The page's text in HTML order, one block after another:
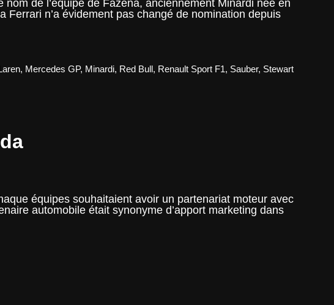
de l’équipe de Fazena, anciennement Minardi née en
Ferrari n’a évidement pas changé de nomination depuis
, Mercedes GP, Minardi, Red Bull, Renault Sport F1, Sauber, Stewart
équipes souhaitaient avoir un partenariat moteur avec
automobile était synonyme d’apport marketing dans